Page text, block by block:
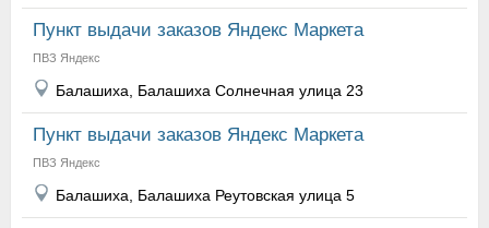
Пункт выдачи заказов Яндекс Маркета
ПВЗ Яндекс
Балашиха, Балашиха Солнечная улица 23
Пункт выдачи заказов Яндекс Маркета
ПВЗ Яндекс
Балашиха, Балашиха Реутовская улица 5